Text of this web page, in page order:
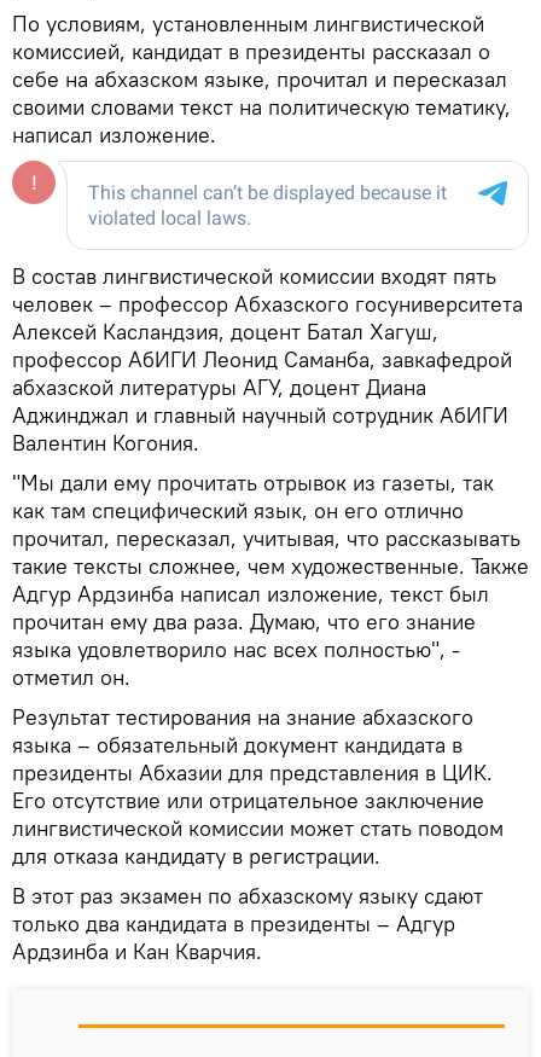
По условиям, установленным лингвистической
комиссией, кандидат в президенты рассказал о
себе на абхазском языке, прочитал и пересказал
своими словами текст на политическую тематику,
написал изложение.
В состав лингвистической комиссии входят пять
человек – профессор Абхазского госуниверситета
Алексей Касландзия, доцент Батал Хагуш,
профессор АбИГИ Леонид Саманба, завкафедрой
абхазской литературы АГУ, доцент Диана
Аджинджал и главный научный сотрудник АбИГИ
Валентин Когония.
"Мы дали ему прочитать отрывок из газеты, так
как там специфический язык, он его отлично
прочитал, пересказал, учитывая, что рассказывать
такие тексты сложнее, чем художественные. Также
Адгур Ардзинба написал изложение, текст был
прочитан ему два раза. Думаю, что его знание
языка удовлетворило нас всех полностью", -
отметил он.
Результат тестирования на знание абхазского
языка – обязательный документ кандидата в
президенты Абхазии для представления в ЦИК.
Его отсутствие или отрицательное заключение
лингвистической комиссии может стать поводом
для отказа кандидату в регистрации.
В этот раз экзамен по абхазскому языку сдают
только два кандидата в президенты – Адгур
Ардзинба и Кан Кварчия.